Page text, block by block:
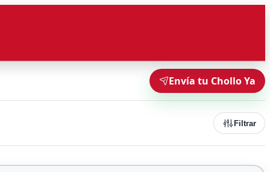
Envía tu Chollo Ya
Filtrar